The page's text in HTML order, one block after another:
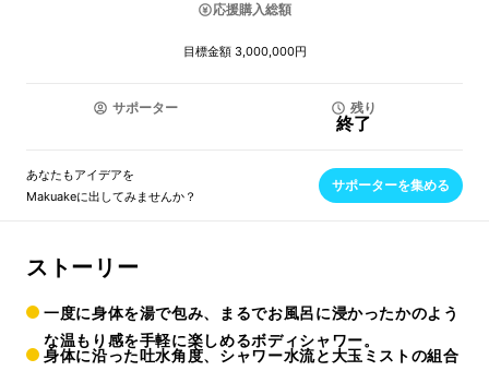
応援購入総額
目標金額 3,000,000円
サポーター 残り
終了
あなたもアイデアを
Makuakeに出してみませんか？
サポーターを集める
ストーリー
一度に身体を湯で包み、まるでお風呂に浸かったかのよう
な温もり感を手軽に楽しめるボディシャワー。
身体に沿った吐水角度、シャワー水流と大玉ミストの組合